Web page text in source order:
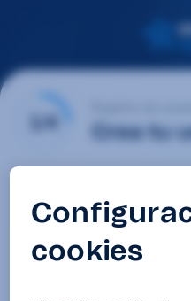
1/4 Crea tu
Contraseña